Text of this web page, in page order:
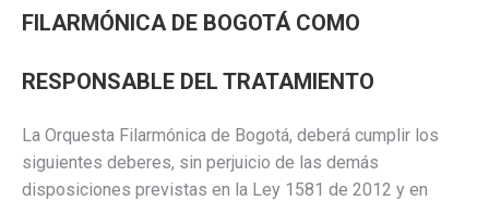
FILARMÓNICA DE BOGOTÁ COMO
RESPONSABLE DEL TRATAMIENTO
La Orquesta Filarmónica de Bogotá, deberá cumplir los
siguientes deberes, sin perjuicio de las demás
disposiciones previstas en la Ley 1581 de 2012 y en